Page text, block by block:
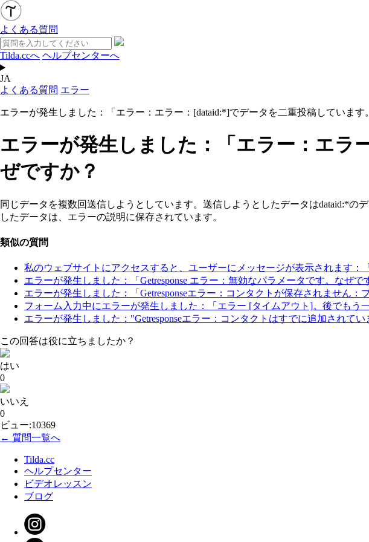
よくある質問
Tilda.ccへ ヘルプセンターへ
JA
よくある質問 エラー
エラーが発生しました：「エラー：エラー：[dataid:*]でデータを二重投稿しています
エラーが発生しました：「エラー：エ
ぜですか？
同じデータを複数回送信しようとしています。送信しようとしたデータはdataid:*
したデータは、エラーの説明に保存されています。
類似の質問
私のウェブサイトにアクセスすると、ユーザーにメッセージが表示されます
エラーが発生しました：「Getresponse エラー：無効なパラメータです。なぜで
エラーが発生しました：「Getresponseエラー：コンタクトが保存されません
フォーム入力中にエラーが発生しました：「エラー [タイムアウト]。後でもう
エラーが発生しました："Getresponseエラー：コンタクトはすでに追加されてい
この回答は役に立ちましたか？
はい
0
いいえ
0
ビュー:10369
← 質問一覧へ
Tilda.cc
ヘルプセンター
ビデオレッスン
ブログ